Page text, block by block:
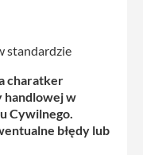
standardzie
charatker
handlowej w
Cywilnego.
błędy lub